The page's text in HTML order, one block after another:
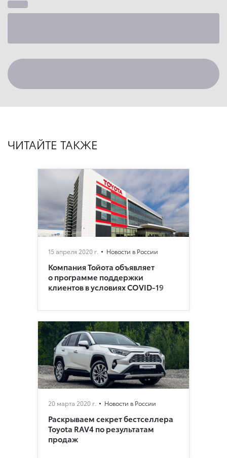
ЧИТАЙТЕ ТАКЖЕ
15 апреля 2020 г. Новости в России
Компания Тойота объявляет
о программе поддержки
клиентов в условиях COVID-19
20 марта 2020 г. Новости в России
Раскрываем секрет бестселлера
Toyota RAV4 по результатам
продаж